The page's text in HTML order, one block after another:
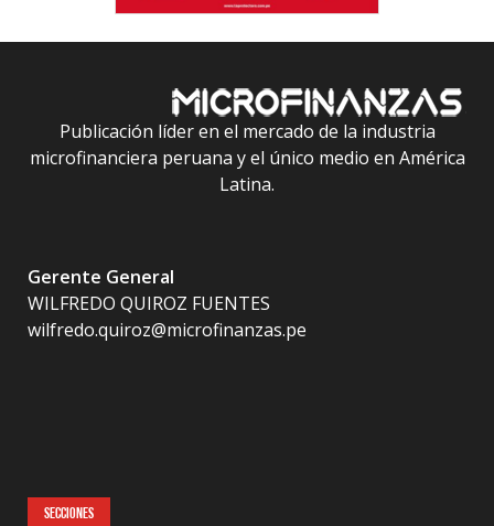
Publicación líder en el mercado de la industria
microfinanciera peruana y el único medio en América
Latina.
Gerente General
WILFREDO QUIROZ FUENTES
wilfredo.quiroz@microfinanzas.pe
SECCIONES